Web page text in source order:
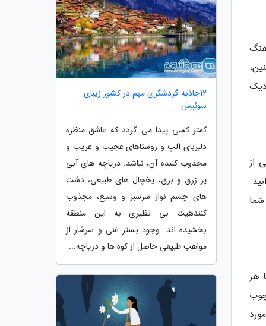
از
هر
12جاذبه گردشگری مهم در کشور زیبای
سوئیس
کمتر کسی پیدا می گردد که عاشق منظره
دلبربای آلپ و روستاهای عجیب و غریب و
مجذوب کننده آن، نباشد. دریاچه های آبی
پر زرق و برق، یخچال های طبیعی، دشت
های چشم نواز سرسبز و وسیع، مجذوب
کنندهیت بی نظیری به این منطقه
بخشیده اند. وجود بستر غنی و سرشار از
مواهب طبیعی حاصل از کوه ها و دریاچه...